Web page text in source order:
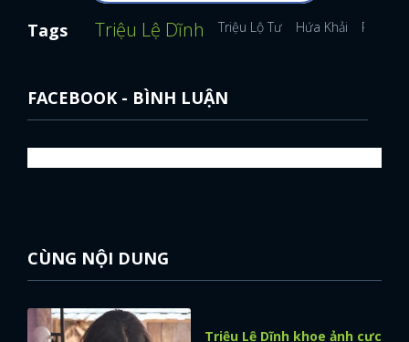
Tags Triệu Lệ Dĩnh Triệu Lộ Tư Hứa Khải Phạm
FACEBOOK - BÌNH LUẬN
CÙNG NỘI DUNG
Triệu Lệ Dĩnh khoe ảnh cực